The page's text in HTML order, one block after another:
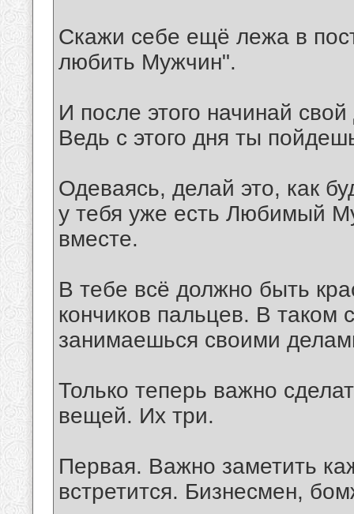
Скажи себе ещё лежа в
любить Мужчин".
И после этого начинай
Ведь с этого дня ты
Одеваясь, делай это, как
у тебя уже есть Любимый
вместе.
В тебе всё должно быть
кончиков пальцев. В
занимаешься своими
Только теперь важно
вещей. Их три.
Первая. Важно заметить
встретится. Бизнесмен,